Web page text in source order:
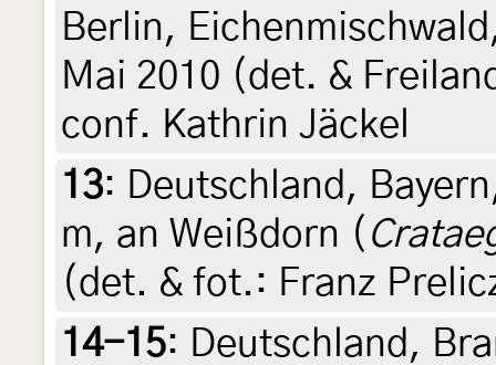
Berlin,
Mai 2010 (det. &
conf. Kathrin Jäckel
13: Deutschland,
m, an Weißdorn (
(det. & fot.: Franz
14-15: Deutschland,